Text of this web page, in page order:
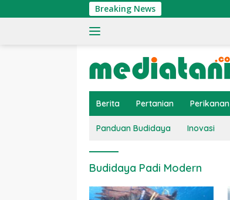
ke
Breaking News
Berita Pertanian Perikanan
Panduan Budidaya Inovasi
Budidaya Padi Modern